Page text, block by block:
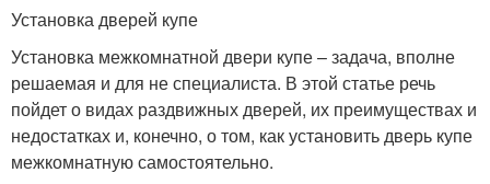
Установка дверей купе
Установка межкомнатной двери купе – задача, вполне
решаемая и для не специалиста. В этой статье речь
пойдет о видах раздвижных дверей, их преимуществах и
недостатках и, конечно, о том, как установить дверь купе
межкомнатную самостоятельно.